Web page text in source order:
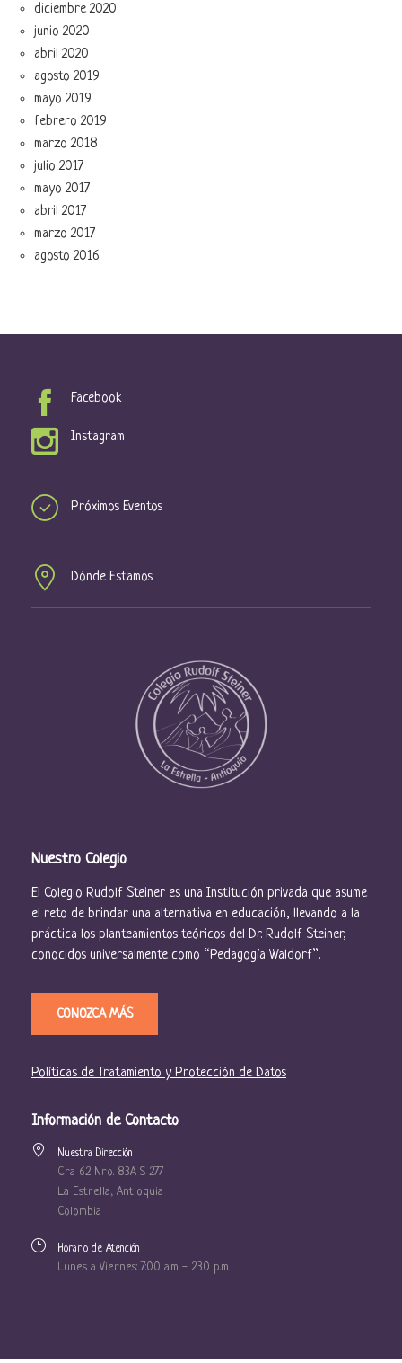
diciembre 2020
junio 2020
abril 2020
agosto 2019
mayo 2019
febrero 2019
marzo 2018
julio 2017
mayo 2017
abril 2017
marzo 2017
agosto 2016
Facebook
Instagram
Próximos Eventos
Dónde Estamos
Nuestro Colegio
El Colegio Rudolf Steiner es una Institución privada que asume
el reto de brindar una alternativa en educación, llevando a la
práctica los planteamientos teóricos del Dr. Rudolf Steiner,
conocidos universalmente como “Pedagogía Waldorf”.
CONOZCA MÁS
Políticas de Tratamiento y Protección de Datos
Información de Contacto
Nuestra Dirección
Cra 62 Nro. 83A S 277
La Estrella, Antioquia
Colombia
Horario de Atención
Lunes a Viernes: 7:00 a.m - 2:30 p.m